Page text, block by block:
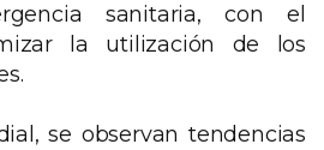
sanitaria, con el
la utilización de los
se observan tendencias